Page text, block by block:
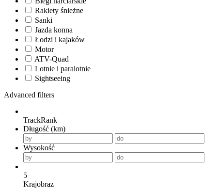
Rakiety śnieżne
Sanki
Jazda konna
Łodzi i kajaków
Motor
ATV-Quad
Lotnie i paralotnie
Sightseeing
Advanced filters
TrackRank
Długość (km)
Wysokość
5
Krajobraz